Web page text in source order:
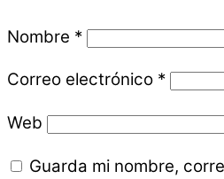
Nombre *
Correo electrónico *
Web
Guarda mi nombre,